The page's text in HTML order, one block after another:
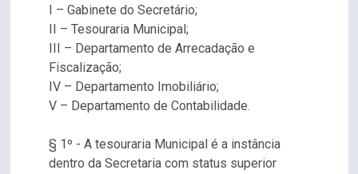
I – Gabinete do Secretário;
II – Tesouraria Municipal;
III – Departamento de Arrecadação e
Fiscalização;
IV – Departamento Imobiliário;
V – Departamento de Contabilidade.
§ 1º - A tesouraria Municipal é a instância
dentro da Secretaria com status superior